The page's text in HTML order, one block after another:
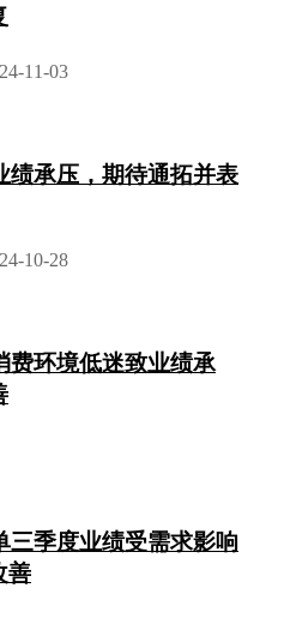
11-03
绩承压，期待通拓并表
10-28
费环境低迷致业绩承
三季度业绩受需求影响
善